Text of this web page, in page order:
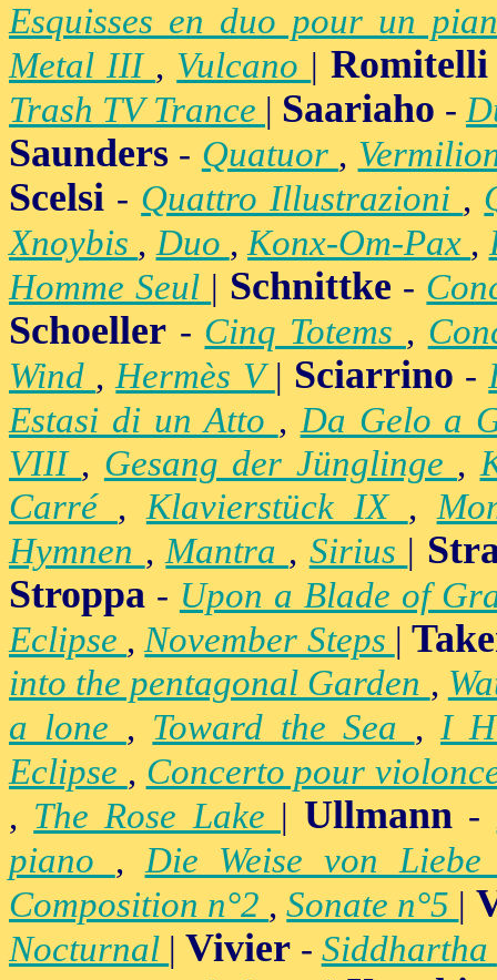
Esquisses en duo pour un
Metal III , Vulcano |Romitelli
Trash TV Trance | Saariaho -
Saunders - Quatuor ,
Scelsi - Quattro Illustrazioni ,
Xnoybis ,Duo ,Konx-Om-Pax ,
Homme Seul | Schnittke -
Schoeller - Cinq Totems ,
Wind ,Hermès V| Sciarrino -
Estasi di un Atto ,Da Gelo a
VIII , Gesang der Jünglinge ,
Carré ,Klavierstück IX ,
Hymnen ,Mantra , Sirius |
Stroppa - Upon a Blade of
Eclipse ,November Steps |
into the pentagonal Garden ,
a lone , Toward the Sea ,I
Eclipse , Concerto pour
, The Rose Lake |Ullmann -
piano ,Die Weise von
Composition n°2 ,Sonate n°5 |
Nocturnal |Vivier - Siddhartha